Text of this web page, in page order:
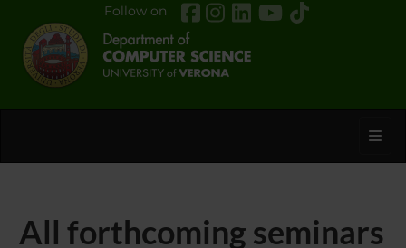
Follow on
All forthcoming seminars